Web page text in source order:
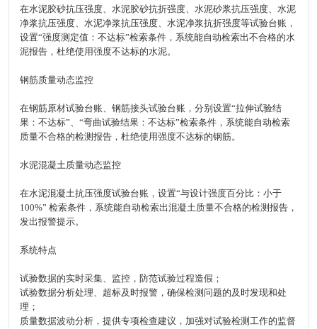
在水泥胶砂抗压强度、水泥胶砂抗折强度、水泥砂浆抗压强度、水泥
净浆抗压强度、水泥净浆抗压强度、水泥净浆抗折强度等试验台账，
设置“强度测定值：不达标”检索条件，系统能自动检索出不合格的水
泥报告，杜绝使用强度不达标的水泥。
钢筋质量动态监控
在钢筋原材试验台账、钢筋接头试验台账，分别设置“拉伸试验结
果：不达标”、“弯曲试验结果：不达标”检索条件，系统能自动检索
质量不合格的检测报告，杜绝使用强度不达标的钢筋。
水泥混凝土质量动态监控
在水泥混凝土抗压强度试验台账，设置“与设计强度百分比：小于
100%” 检索条件，系统能自动检索出混凝土质量不合格的检测报告，
发出报警提示。
系统特点
试验数据的实时采集、监控，防范试验过程造假；
试验数据分析处理、超标及时报警，确保检测问题的及时发现和处
理；
质量数据波动分析，提供专项检查建议，加强对试验检测工作的监督